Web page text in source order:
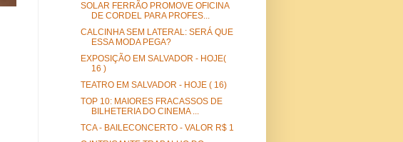
SOLAR FERRÃO PROMOVE OFICINA
DE CORDEL PARA PROFES...
CALCINHA SEM LATERAL: SERÁ QUE
ESSA MODA PEGA?
EXPOSIÇÃO EM SALVADOR - HOJE(
16 )
TEATRO EM SALVADOR - HOJE ( 16)
TOP 10: MAIORES FRACASSOS DE
BILHETERIA DO CINEMA ...
TCA - BAILECONCERTO - VALOR R$ 1